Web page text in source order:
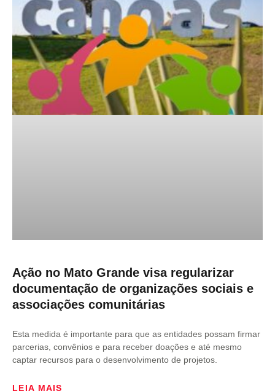
Ação no Mato Grande visa regularizar
documentação de organizações sociais e
associações comunitárias
Esta medida é importante para que as entidades possam firmar
parcerias, convênios e para receber doações e até mesmo
captar recursos para o desenvolvimento de projetos.
LEIA MAIS